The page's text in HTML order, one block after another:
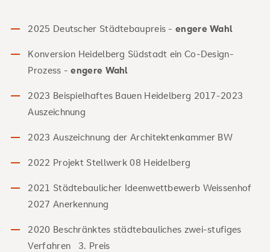
2025 Deutscher Städtebaupreis -engere Wahl
Konversion Heidelberg Südstadt ein Co-Design-
Prozess -engere Wahl
2023 Beispielhaftes Bauen Heidelberg 2017-2023
Auszeichnung
2023 Auszeichnung der Architektenkammer BW
2022 Projekt Stellwerk 08 Heidelberg
2021 Städtebaulicher Ideenwettbewerb Weissenhof
2027 Anerkennung
2020 Beschränktes städtebauliches zwei-stufiges
Verfahren 3. Preis